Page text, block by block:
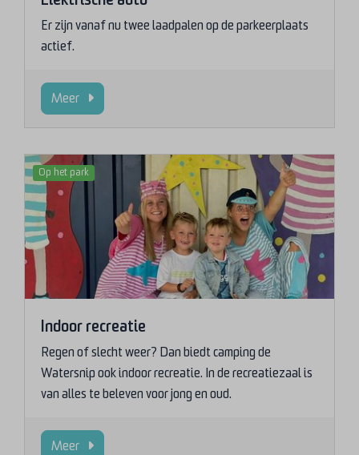
Er zijn vanaf nu twee laadpalen op de parkeerplaats
actief.
Meer
Op het park
Indoor recreatie
Regen of slecht weer? Dan biedt camping de
Watersnip ook indoor recreatie. In de recreatiezaal is
van alles te beleven voor jong en oud.
Meer